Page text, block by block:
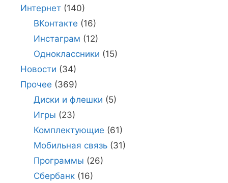
Интернет (140)
ВКонтакте (16)
Инстаграм (12)
Одноклассники (15)
Новости (34)
Прочее (369)
Диски и флешки (5)
Игры (23)
Комплектующие (61)
Мобильная связь(31)
Программы (26)
Сбербанк(16)